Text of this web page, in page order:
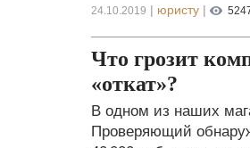
24.10.2019 | юристу |
Что грозит
«откат»?
В одном из наших
Проверяющий